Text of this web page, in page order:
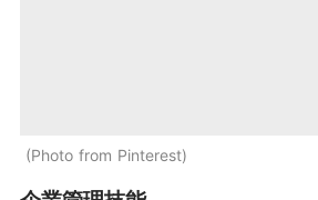
Photo from Pinterest